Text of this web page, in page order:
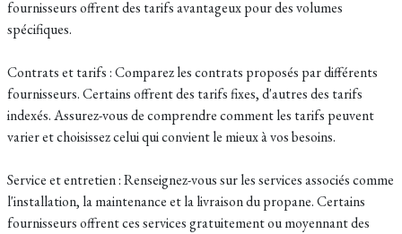
fournisseurs offrent des tarifs avantageux pour des volumes
spécifiques.
Contrats et tarifs : Comparez les contrats proposés par différents
fournisseurs. Certains offrent des tarifs fixes, d'autres des tarifs
indexés. Assurez-vous de comprendre comment les tarifs peuvent
varier et choisissez celui qui convient le mieux à vos besoins.
Service et entretien : Renseignez-vous sur les services associés comme
l'installation, la maintenance et la livraison du propane. Certains
fournisseurs offrent ces services gratuitement ou moyennant des